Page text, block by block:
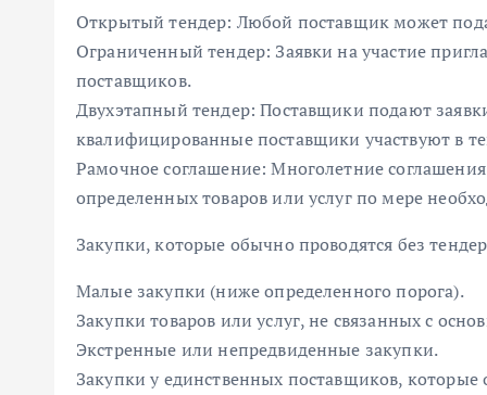
Открытый тендер: Любой поставщик может
Ограниченный тендер: Заявки на участие
поставщиков.
Двухэтапный тендер: Поставщики подают
квалифицированные поставщики участвуют в
Рамочное соглашение: Многолетние
определенных товаров или услуг по мере
Закупки, которые обычно проводятся без
Малые закупки (ниже определенного порога).
Закупки товаров или услуг, не связанных с
Экстренные или непредвиденные закупки.
Закупки у единственных поставщиков,